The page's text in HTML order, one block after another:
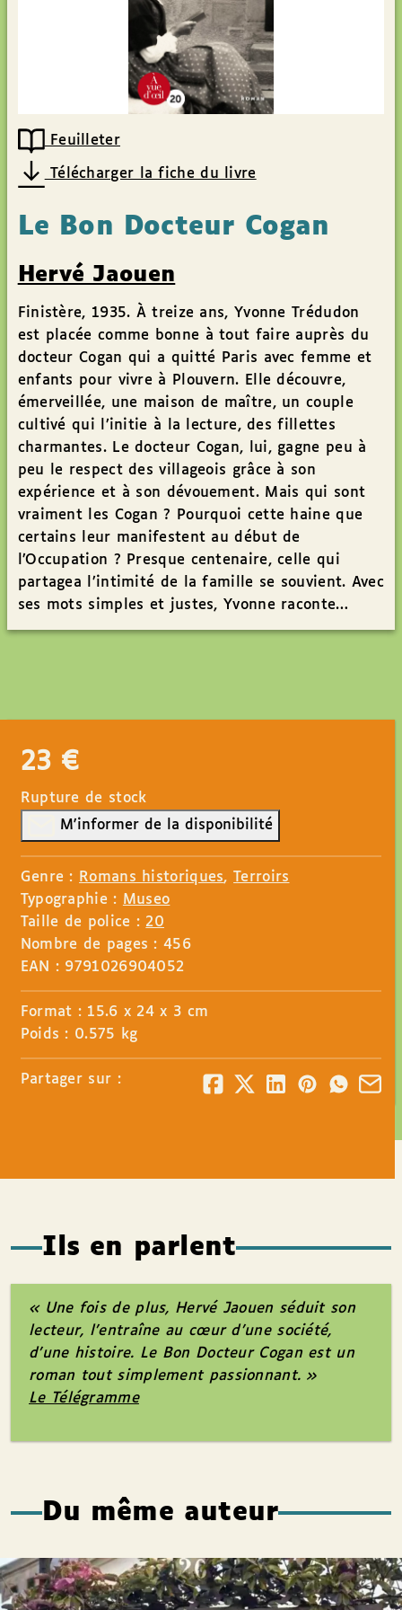
Feuilleter
Télécharger la fiche du livre
Le Bon Docteur Cogan
Hervé Jaouen
Finistère, 1935. À treize ans, Yvonne Trédudon
est placée comme bonne à tout faire auprès du
docteur Cogan qui a quitté Paris avec femme et
enfants pour vivre à Plouvern. Elle découvre,
émerveillée, une maison de maître, un couple
cultivé qui l’initie à la lecture, des fillettes
charmantes. Le docteur Cogan, lui, gagne peu à
peu le respect des villageois grâce à son
expérience et à son dévouement. Mais qui sont
vraiment les Cogan ? Pourquoi cette haine que
certains leur manifestent au début de
l’Occupation ? Presque centenaire, celle qui
partagea l’intimité de la famille se souvient. Avec
ses mots simples et justes, Yvonne raconte…
23 €
Rupture de stock
M'informer de la disponibilité
Genre : Romans historiques,Terroirs
Typographie : Museo
Taille de police : 20
Nombre de pages : 456
EAN : 9791026904052
Format : 15.6 x 24 x 3 cm
Poids : 0.575 kg
Partager sur :
Ils en parlent
« Une fois de plus, Hervé Jaouen séduit son
lecteur, l’entraîne au cœur d’une société,
d’une histoire. Le Bon Docteur Cogan est un
roman tout simplement passionnant. »
Le Télégramme
Du même auteur